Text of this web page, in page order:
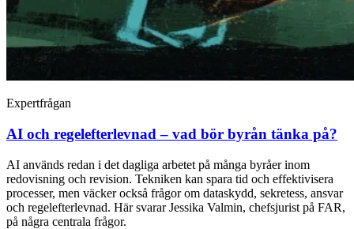
Expertfrågan
AI och regelefterlevnad – vad bör byrån tänka på?
AI används redan i det dagliga arbetet på många byråer inom
redovisning och revision. Tekniken kan spara tid och effektivisera
processer, men väcker också frågor om dataskydd, sekretess, ansvar
och regelefterlevnad. Här svarar Jessika Valmin, chefsjurist på FAR,
på några centrala frågor.